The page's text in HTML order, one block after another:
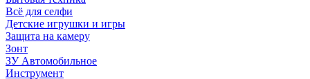
Всё для селфи
Детские игрушки и игры
Защита на камеру
Зонт
ЗУ Автомобильное
Инструмент